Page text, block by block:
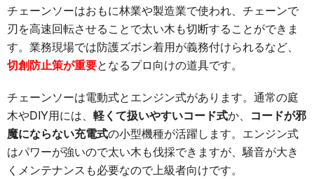
チェーンソーはおもに林業や製造業で使われ、チェーンで
刃を高速回転させることで太い木も切断することができま
す。業務現場では防護ズボン着用が義務付けられるなど、
切創防止策が重要となるプロ向けの道具です。
チェーンソーは電動式とエンジン式があります。通常の庭
木やDIY用には、 軽くて扱いやすいコード式か、 コードが邪
魔にならない充電式の小型機種が活躍します。エンジン式
はパワーが強いので太い木も伐採できますが、騒音が大き
くメンテナンスも必要なので上級者向けです。